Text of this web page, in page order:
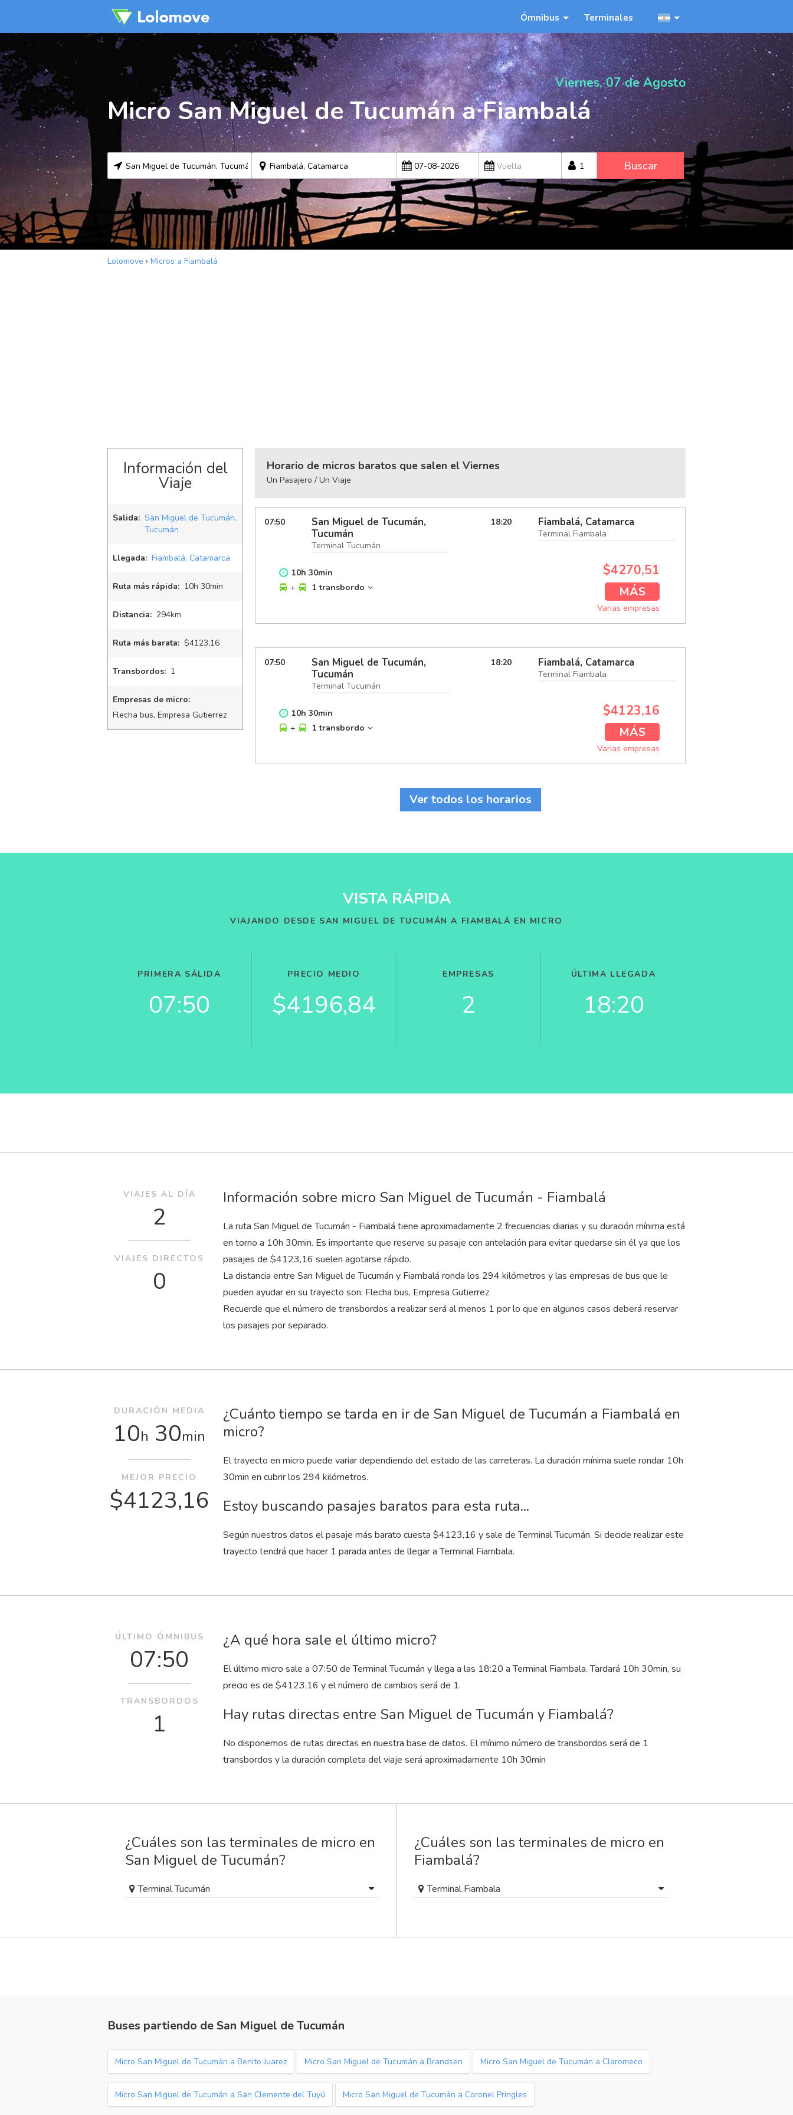
Ómnibus Terminales
Viernes, 07 de Agosto
Micro San Miguel de Tucumán a Fiambalá
Buscar
Lolomove › Micros a Fiambalá
Información del
Viaje
Salida: San Miguel de Tucumán,
Tucumán
Llegada: Fiambalá, Catamarca
Ruta más rápida: 10h 30min
Distancia: 294km
Ruta más barata: $4123,16
Transbordos: 1
Empresas de micro:
Flecha bus, Empresa Gutierrez
Horario de micros baratos que salen el Viernes
Un Pasajero / Un Viaje
07:50
San Miguel de Tucumán,
Tucumán
Terminal Tucumán
18:20 Fiambalá, Catamarca
Terminal Fiambala
10h 30min
+
1 transbordo
$4270,51
MÁS
Varias empresas
07:50
San Miguel de Tucumán,
Tucumán
Terminal Tucumán
18:20 Fiambalá, Catamarca
Terminal Fiambala
10h 30min
+
1 transbordo
$4123,16
MÁS
Varias empresas
Ver todos los horarios
VISTA RÁPIDA
VIAJANDO DESDE SAN MIGUEL DE TUCUMÁN A FIAMBALÁ EN MICRO
PRIMERA SÁLIDA
07:50
PRECIO MEDIO
$4196,84
EMPRESAS
2
ÚLTIMA LLEGADA
18:20
Información sobre micro San Miguel de Tucumán - Fiambalá
La ruta San Miguel de Tucumán - Fiambalá tiene aproximadamente 2 frecuencias diarias y su duración mínima está
en torno a 10h 30min. Es importante que reserve su pasaje con antelación para evitar quedarse sin él ya que los
pasajes de $4123,16 suelen agotarse rápido.
La distancia entre San Miguel de Tucumán y Fiambalá ronda los 294 kilómetros y las empresas de bus que le
pueden ayudar en su trayecto son: Flecha bus, Empresa Gutierrez
Recuerde que el número de transbordos a realizar será al menos 1 por lo que en algunos casos deberá reservar
los pasajes por separado.
VIAJES AL DÍA
2
VIAJES DIRECTOS
0
¿Cuánto tiempo se tarda en ir de San Miguel de Tucumán a Fiambalá en
micro?
El trayecto en micro puede variar dependiendo del estado de las carreteras. La duración mínima suele rondar 10h
30min en cubrir los 294 kilómetros.
Estoy buscando pasajes baratos para esta ruta...
Según nuestros datos el pasaje más barato cuesta $4123,16 y sale de Terminal Tucumán. Si decide realizar este
trayecto tendrá que hacer 1 parada antes de llegar a Terminal Fiambala.
DURACIÓN MEDIA
10h 30min
MEJOR PRECIO
$4123,16
¿A qué hora sale el último micro?
El último micro sale a 07:50 de Terminal Tucumán y llega a las 18:20 a Terminal Fiambala. Tardará 10h 30min, su
precio es de $4123,16 y el número de cambios será de 1.
Hay rutas directas entre San Miguel de Tucumán y Fiambalá?
No disponemos de rutas directas en nuestra base de datos. El mínimo número de transbordos será de 1
transbordos y la duración completa del viaje será aproximadamente 10h 30min
ÚLTIMO ÓMNIBUS
07:50
TRANSBORDOS
1
¿Cuáles son las terminales de micro en
San Miguel de Tucumán?
Terminal Tucumán
¿Cuáles son las terminales de micro en
Fiambalá?
Terminal Fiambala
Buses partiendo de San Miguel de Tucumán
Micro San Miguel de Tucumán a Benito Juarez Micro San Miguel de Tucumán a Brandsen Micro San Miguel de Tucumán a Claromeco
Micro San Miguel de Tucumán a San Clemente del Tuyú Micro San Miguel de Tucumán a Coronel Pringles